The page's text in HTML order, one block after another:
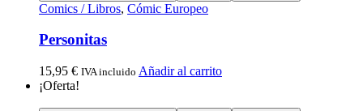
Comics / Libros, Cómic Europeo
Personitas
15,95 € IVA incluido Añadir al carrito
¡Oferta!